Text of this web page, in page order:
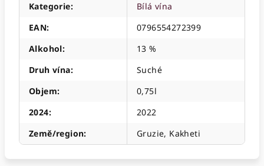
Kategorie:
Bílá vína
EAN:
0796554272399
Alkohol:
13 %
Druh vína:
Suché
Objem:
0,75l
2024:
2022
Země/region: Gruzie, Kakheti